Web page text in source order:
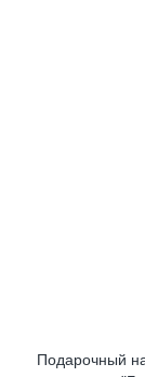
Подарочный